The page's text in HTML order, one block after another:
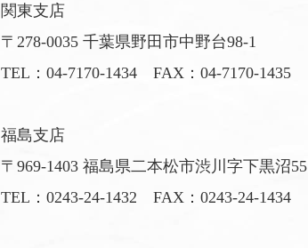
関東支店
〒278-0035 千葉県野田市中野台98-1
TEL：04-7170-1434 FAX：04-7170-1435
福島支店
〒969-1403 福島県二本松市渋川字下黒沼55
TEL：0243-24-1432 FAX：0243-24-1434